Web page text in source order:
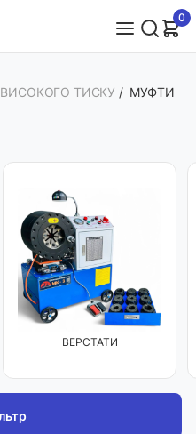
0
ТИСКУ / МУФТИ
ВЕРСТАТИ